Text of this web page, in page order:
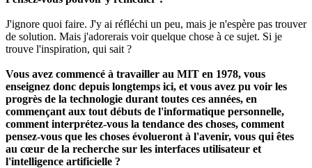
J'ignore quoi faire. J'y ai réfléchi un peu, mais je n'espère pas trouver
de solution. Mais j'adorerais voir quelque chose à ce sujet. Si je
trouve l'inspiration, qui sait ?
Vous avez commencé à travailler au MIT en 1978, vous
enseignez donc depuis longtemps ici, et vous avez pu voir les
progrès de la technologie durant toutes ces années, en
commençant aux tout débuts de l'informatique personnelle,
comment interprétez-vous la tendance des choses, comment
pensez-vous que les choses évolueront à l'avenir, vous qui êtes
au cœur de la recherche sur les interfaces utilisateur et
l'intelligence artificielle ?